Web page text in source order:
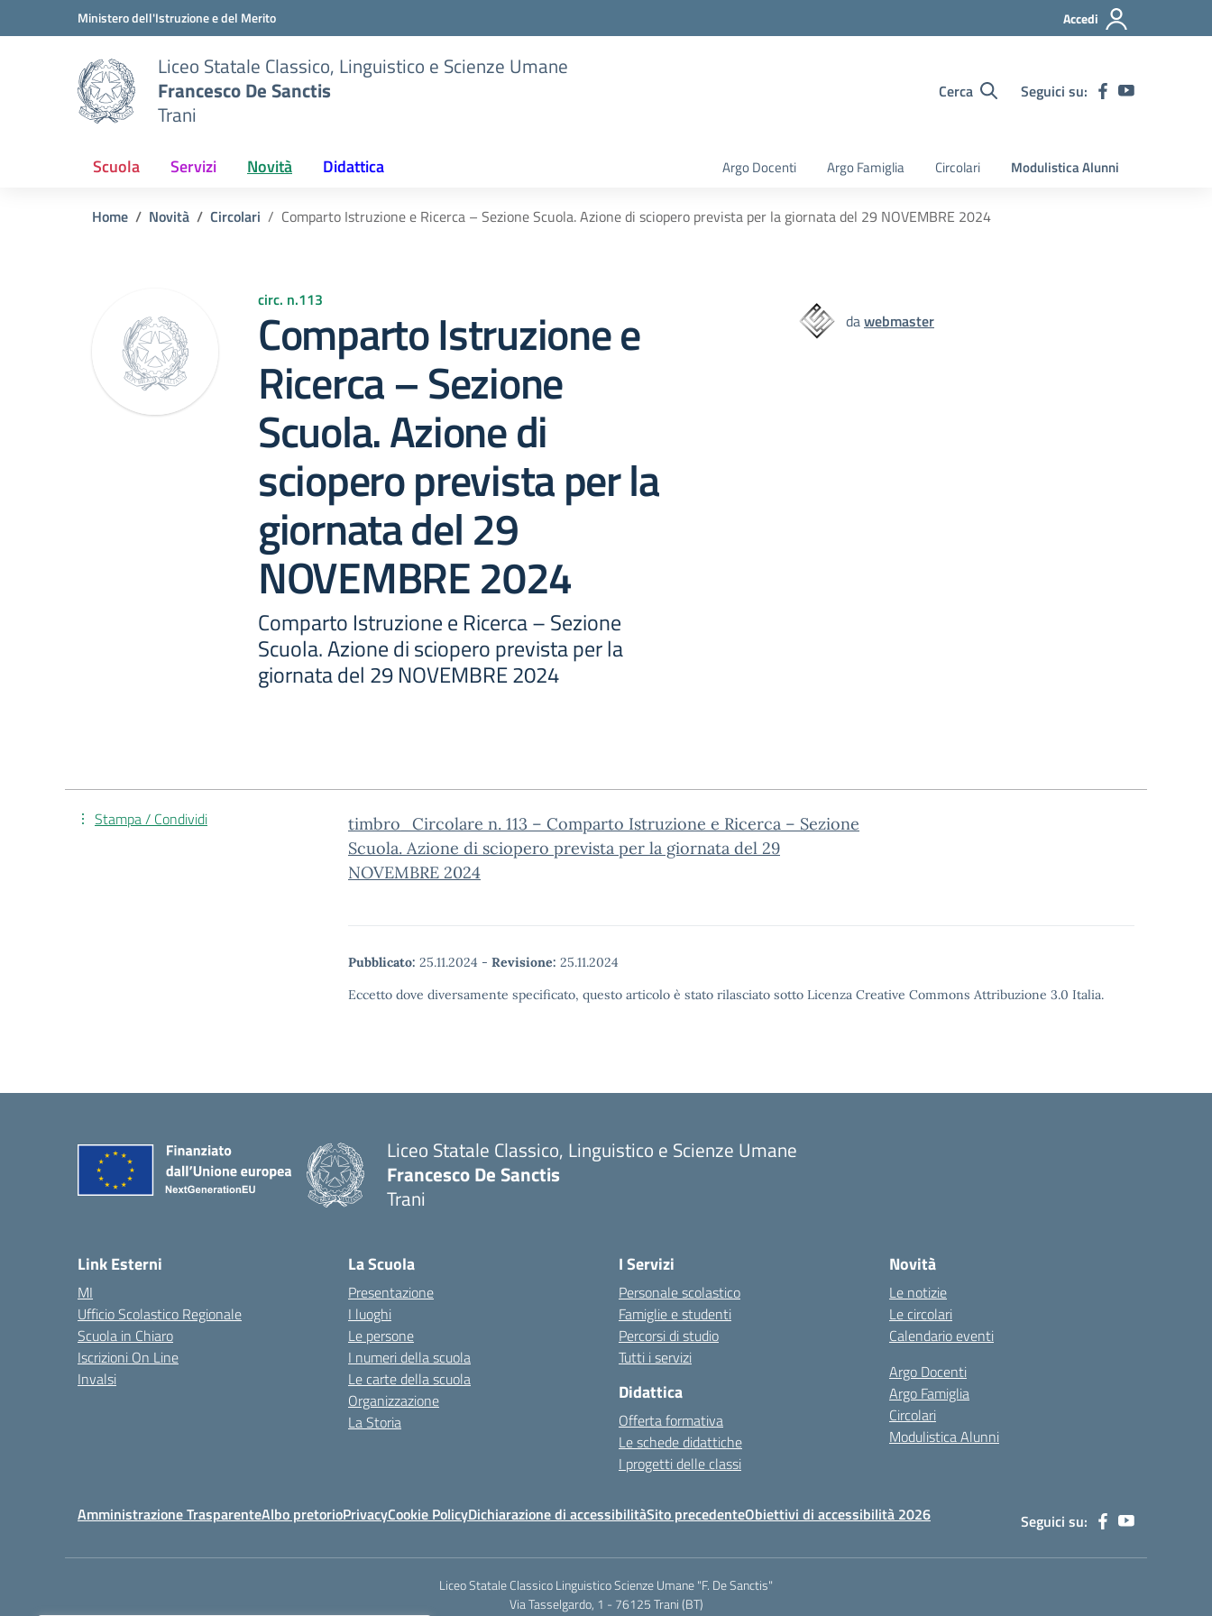
Vai ai contenuti
Vai al menu di navigazioneMinistero dell'Istruzione e del Merito Accedi
Liceo Statale Classico, Linguistico e Scienze Umane
Francesco De Sanctis
Trani
Cerca Seguici su:
Scuola Servizi Novità Didattica Argo Docenti Argo Famiglia Circolari Modulistica Alunni
Home Novità Circolari Comparto Istruzione e Ricerca – Sezione Scuola. Azione di sciopero prevista per la giornata del 29 NOVEMBRE 2024
circ. n.113
Comparto Istruzione e
Ricerca – Sezione
Scuola. Azione di
sciopero prevista per la
giornata del 29
NOVEMBRE 2024
Comparto Istruzione e Ricerca – Sezione
Scuola. Azione di sciopero prevista per la
giornata del 29 NOVEMBRE 2024
dawebmaster
timbro_Circolare n. 113 – Comparto Istruzione e Ricerca – Sezione
Scuola. Azione di sciopero prevista per la giornata del 29
NOVEMBRE 2024
Pubblicato: 25.11.2024 - Revisione: 25.11.2024
Eccetto dove diversamente specificato, questo articolo è stato rilasciato sotto Licenza Creative Commons Attribuzione 3.0 Italia.
Stampa / Condividi
Liceo Statale Classico, Linguistico e Scienze Umane
Francesco De Sanctis
Trani
Link Esterni
MI
Ufficio Scolastico Regionale
Scuola in Chiaro
Iscrizioni On Line
Invalsi
La Scuola
Presentazione
I luoghi
Le persone
I numeri della scuola
Le carte della scuola
Organizzazione
La Storia
I Servizi
Personale scolastico
Famiglie e studenti
Percorsi di studio
Tutti i servizi
Didattica
Offerta formativa
Le schede didattiche
I progetti delle classi
Novità
Le notizie
Le circolari
Calendario eventi
Argo Docenti
Argo Famiglia
Circolari
Modulistica Alunni
Amministrazione TrasparenteAlbo pretorioPrivacyCookie PolicyDichiarazione di accessibilitàSito precedenteObiettivi di accessibilità 2026 Seguici su:
Liceo Statale Classico Linguistico Scienze Umane "F. De Sanctis"
Via Tasselgardo, 1 - 76125 Trani (BT)